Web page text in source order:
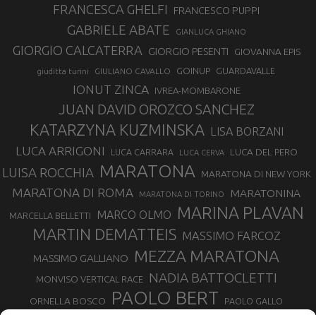
FRANCESCA GHELFI FRANCESCO PUPPI
GABRIELE ABATE GIANLUCA GHIANO
GIORGIO CALCATERRA GIORGIO PESENTI GIOVANNA EPIS
giuditta turini GIULIANO CAVALLO GOINUP GUARDAVALLE
IONUT ZINCA IVREA-MOMBARONE
JUAN DAVID OROZCO SANCHEZ
KATARZYNA KUZMINSKA LISA BORZANI
LUCA ARRIGONI LUCA CARRARA LUCA CERVA LUCA DEL PERO
LUISA ROCCHIA MARATONA MARATONA DI NEW YORK
MARATONA DI ROMA MARATONA DI TORINO MARATONINA
MARCELLA BELLETTI MARCO OLMO MARINA PLAVAN
MARTIN DEMATTEIS MASSIMO FARCOZ
MASSIMO GALLIANO MEZZA MARATONA
MONVISO VERTICAL RACE NADIA BATTOCLETTI
ORNELLA BOSCO PAOLO BERT PAOLO GALLO